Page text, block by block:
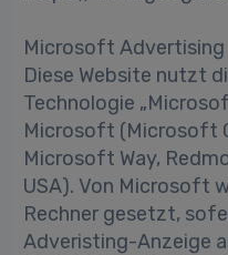
Microsoft Advertising
Diese Website nutzt
Technologie
Microsoft (Microsoft
Microsoft Way,
USA). Von Microsoft
Rechner gesetzt,
Adveristing-Anzeige